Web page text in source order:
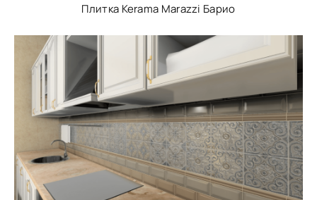
Плитка Kerama Marazzi Барио